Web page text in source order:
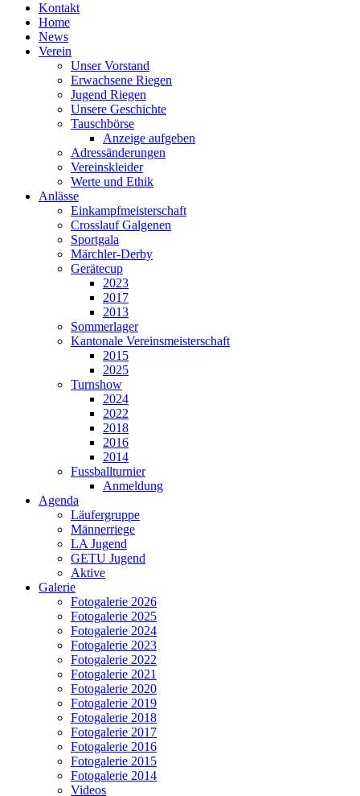
Kontakt
Home
News
Verein
Unser Vorstand
Erwachsene Riegen
Jugend Riegen
Unsere Geschichte
Tauschbörse
Anzeige aufgeben
Adressänderungen
Vereinskleider
Werte und Ethik
Anlässe
Einkampfmeisterschaft
Crosslauf Galgenen
Sportgala
Märchler-Derby
Gerätecup
2023
2017
2013
Sommerlager
Kantonale Vereinsmeisterschaft
2015
2025
Turnshow
2024
2022
2018
2016
2014
Fussballturnier
Anmeldung
Agenda
Läufergruppe
Männerriege
LA Jugend
GETU Jugend
Aktive
Galerie
Fotogalerie 2026
Fotogalerie 2025
Fotogalerie 2024
Fotogalerie 2023
Fotogalerie 2022
Fotogalerie 2021
Fotogalerie 2020
Fotogalerie 2019
Fotogalerie 2018
Fotogalerie 2017
Fotogalerie 2016
Fotogalerie 2015
Fotogalerie 2014
Videos